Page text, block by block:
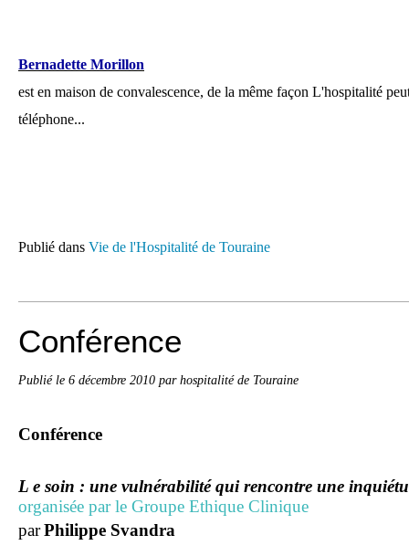
Bernadette Morillon
est en maison de convalescence, de la même façon L'hospitalité
téléphone...
Publié dans Vie de l'Hospitalité de Touraine
Conférence
Publié le 6 décembre 2010 par hospitalité de Touraine
Conférence
L e soin : une vulnérabilité qui rencontre une
organisée par le Groupe Ethique Clinique
parPhilippe Svandra